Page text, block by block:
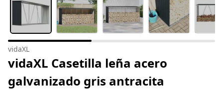
vidaXL
vidaXL Casetilla leña acero
galvanizado gris antracita